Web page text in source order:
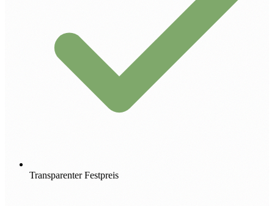
Transparenter Festpreis